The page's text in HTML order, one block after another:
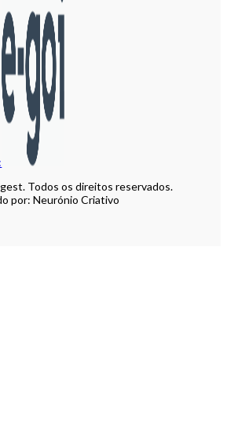
Todos os direitos reservados.
por: Neurónio Criativo